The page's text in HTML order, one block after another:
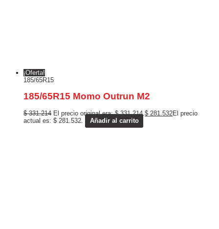
¡Oferta!
185/65R15
185/65R15 Momo Outrun M2
$331.214 El precio original era: $ 331.214.$ 281.532El precio
actual es: $ 281.532.
Añadir al carrito